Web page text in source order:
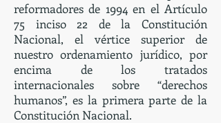
reformadores de 1994 en el Artículo
75 inciso 22 de la Constitución
Nacional, el vértice superior de
nuestro ordenamiento jurídico, por
encima de los tratados
internacionales sobre “derechos
humanos”, es la primera parte de la
Constitución Nacional.